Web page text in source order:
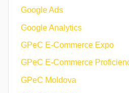
Google Ads
Google Analytics
GPeC E-Commerce Expo
GPeC E-Commerce
GPeC Moldova